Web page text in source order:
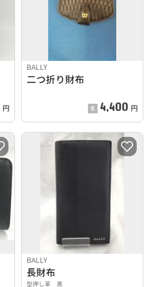
円
BALLY
二つ折り財布
4,400 円
BALLY
長財布
型押し革 黒